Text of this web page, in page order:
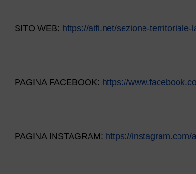
SITO WEB: https://aifi.net/sezione-territoriale-
PAGINA FACEBOOK: https://
PAGINA INSTAGRAM: https://instagram.com/